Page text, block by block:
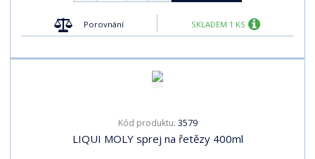
Porovnání SKLADEM 1 KS
Kód produktu: 3579
LIQUI MOLY sprej na řetězy 400ml